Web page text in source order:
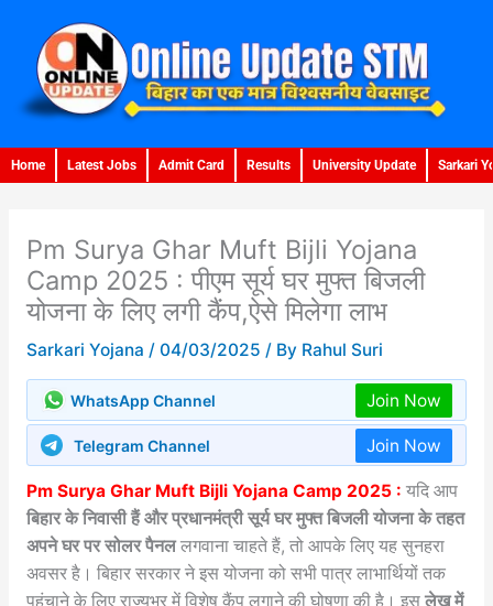
content
Home Latest Jobs Admit Card Results University Update Sarkari
Pm Surya Ghar Muft Bijli Yojana
Camp 2025 : पीएम सूर्य घर मुफ्त बिजली
योजना के लिए लगी कैंप,ऐसे मिलेगा लाभ
Sarkari Yojana / 04/03/2025 / By Rahul Suri
WhatsApp Channel Join Now
Telegram Channel Join Now
Pm Surya Ghar Muft Bijli Yojana Camp 2025 : यदि आप
बिहार के निवासी हैं और प्रधानमंत्री सूर्य घर मुफ्त बिजली योजना के तहत
अपने घर पर सोलर पैनललगवाना चाहते हैं, तो आपके लिए यह सुनहरा
अवसर है। बिहार सरकार ने इस योजना को सभी पात्र लाभार्थियों तक
पहुंचाने के लिए राज्यभर में विशेष कैंप लगाने की घोषणा की है। इस लेख में